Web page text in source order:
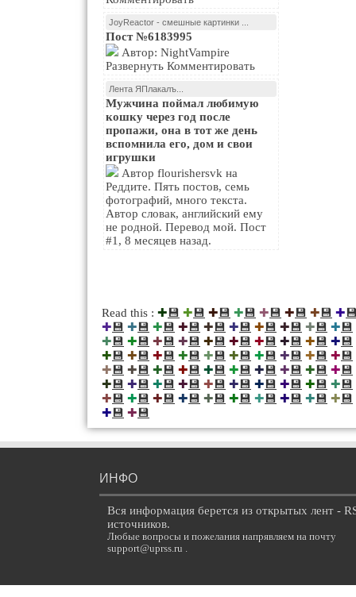
JoyReactor - смешные картинки ...
Пост №6183995
Развернуть Комментировать
Лента ЯПлакалъ...
Мужчина поймал любимую
кошку через год после
пропажи, она в тот же день
вспомнила его, дом и свои
игрушки
Реддите. Пять постов, семь
фотографий, много текста.
Автор словак, английский ему
не родной. Перевод мой. Пост
#1, 8 месяцев назад.
Read this : ✚💾 ✚💾 ✚💾 ✚💾 ✚💾 ✚💾 ✚💾 ✚
✚💾 ✚💾 ✚💾 ✚💾 ✚💾 ✚💾 ✚💾 ✚💾 ✚💾 ✚💾
✚💾 ✚💾 ✚💾 ✚💾 ✚💾 ✚💾 ✚💾 ✚💾 ✚💾 ✚💾
✚💾 ✚💾 ✚💾 ✚💾 ✚💾 ✚💾 ✚💾 ✚💾 ✚💾 ✚💾
✚💾 ✚💾 ✚💾 ✚💾 ✚💾 ✚💾 ✚💾 ✚💾 ✚💾 ✚💾
✚💾 ✚💾 ✚💾 ✚💾 ✚💾 ✚💾 ✚💾 ✚💾 ✚💾 ✚💾
✚💾 ✚💾 ✚💾 ✚💾 ✚💾 ✚💾 ✚💾 ✚💾 ✚💾 ✚💾
✚💾 ✚💾
ИНФО
Вся информация берется из открытых лент -
источников.
Любые вопросы и пожелания напрявляем на почту
support@uprss.ru .